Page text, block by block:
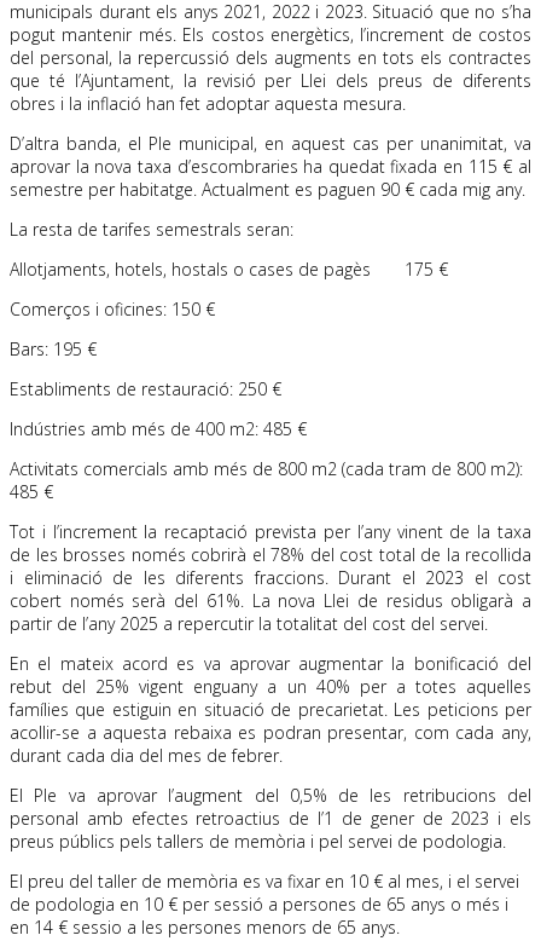
municipals durant els anys 2021, 2022 i 2023. Situació que no s’ha
pogut mantenir més. Els costos energètics, l’increment de costos
del personal, la repercussió dels augments en tots els contractes
que té l’Ajuntament, la revisió per Llei dels preus de diferents
obres i la inflació han fet adoptar aquesta mesura.
D’altra banda, el Ple municipal, en aquest cas per unanimitat, va
aprovar la nova taxa d’escombraries ha quedat fixada en 115 € al
semestre per habitatge. Actualment es paguen 90 € cada mig any.
La resta de tarifes semestrals seran:
Allotjaments, hotels, hostals o cases de pagès 175 €
Comerços i oficines: 150 €
Bars: 195 €
Establiments de restauració: 250 €
Indústries amb més de 400 m2: 485 €
Activitats comercials amb més de 800 m2 (cada tram de 800 m2):
485 €
Tot i l’increment la recaptació prevista per l’any vinent de la taxa
de les brosses només cobrirà el 78% del cost total de la recollida
i eliminació de les diferents fraccions. Durant el 2023 el cost
cobert només serà del 61%. La nova Llei de residus obligarà a
partir de l’any 2025 a repercutir la totalitat del cost del servei.
En el mateix acord es va aprovar augmentar la bonificació del
rebut del 25% vigent enguany a un 40% per a totes aquelles
famílies que estiguin en situació de precarietat. Les peticions per
acollir-se a aquesta rebaixa es podran presentar, com cada any,
durant cada dia del mes de febrer.
El Ple va aprovar l’augment del 0,5% de les retribucions del
personal amb efectes retroactius de l’1 de gener de 2023 i els
preus públics pels tallers de memòria i pel servei de podologia.
El preu del taller de memòria es va fixar en 10 € al mes, i el servei
de podologia en 10 € per sessió a persones de 65 anys o més i
en 14 € sessio a les persones menors de 65 anys.